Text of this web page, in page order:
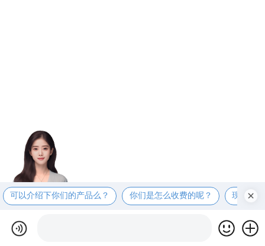
可以介绍下你们的产品么？ 你们是怎么收费的呢？ 现在有